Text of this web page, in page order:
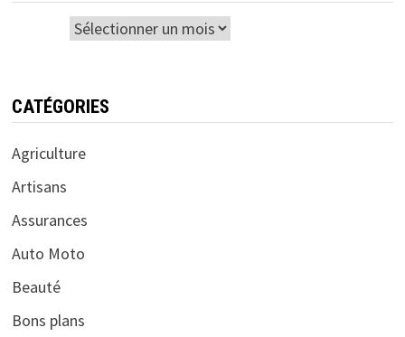
CATÉGORIES
Agriculture
Artisans
Assurances
Auto Moto
Beauté
Bons plans